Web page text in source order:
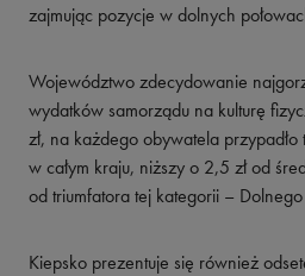
zajmując pozycje w dolnych
Województwo zdecydowanie
wydatków samorządu na kulturę
zł, na każdego obywatela
w całym kraju, niższy o 2,5 zł od
od triumfatora tej kategorii –
Kiepsko prezentuje się również